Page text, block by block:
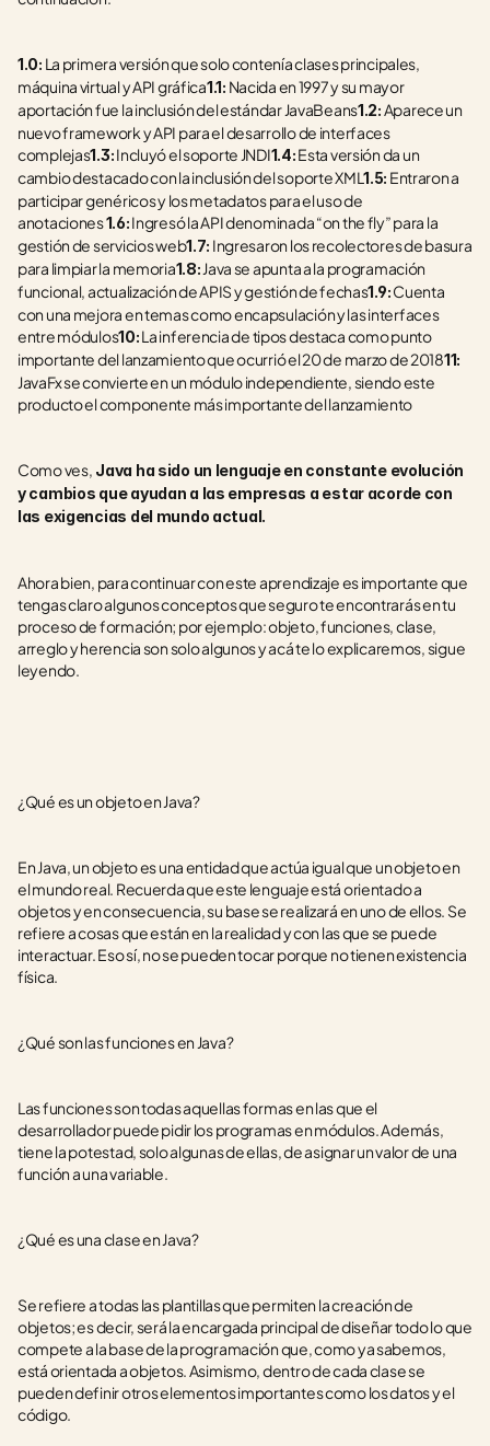
1.0: La primera versión que solo contenía clases principales,
máquina virtual y API gráfica1.1: Nacida en 1997 y su mayor
aportación fue la inclusión del estándar JavaBeans1.2: Aparece un
nuevo framework y API para el desarrollo de interfaces
complejas1.3: Incluyó el soporte JNDI1.4: Esta versión da un
cambio destacado con la inclusión del soporte XML1.5: Entraron a
participar genéricos y los metadatos para el uso de
anotaciones 1.6: Ingresó la API denominada “on the fly” para la
gestión de servicios web1.7: Ingresaron los recolectores de basura
para limpiar la memoria1.8: Java se apunta a la programación
funcional, actualización de APIS y gestión de fechas1.9: Cuenta
con una mejora en temas como encapsulación y las interfaces
entre módulos10: La inferencia de tipos destaca como punto
importante del lanzamiento que ocurrió el 20 de marzo de 201811:
JavaFx se convierte en un módulo independiente, siendo este
producto el componente más importante del lanzamiento
Como ves, Java ha sido un lenguaje en constante evolución
y cambios que ayudan a las empresas a estar acorde con
las exigencias del mundo actual.
Ahora bien, para continuar con este aprendizaje es importante que
tengas claro algunos conceptos que seguro te encontrarás en tu
proceso de formación; por ejemplo: objeto, funciones, clase,
arreglo y herencia son solo algunos y acá te lo explicaremos, sigue
leyendo.
¿Qué es un objeto en Java?
En Java, un objeto es una entidad que actúa igual que un objeto en
el mundo real. Recuerda que este lenguaje está orientado a
objetos y en consecuencia, su base se realizará en uno de ellos. Se
refiere a cosas que están en la realidad y con las que se puede
interactuar. Eso sí, no se pueden tocar porque no tienen existencia
física.
¿Qué son las funciones en Java?
Las funciones son todas aquellas formas en las que el
desarrollador puede pidir los programas en módulos. Además,
tiene la potestad, solo algunas de ellas, de asignar un valor de una
función a una variable.
¿Qué es una clase en Java?
Se refiere a todas las plantillas que permiten la creación de
objetos; es decir, será la encargada principal de diseñar todo lo que
compete a la base de la programación que, como ya sabemos,
está orientada a objetos. Asimismo, dentro de cada clase se
pueden definir otros elementos importantes como los datos y el
código.